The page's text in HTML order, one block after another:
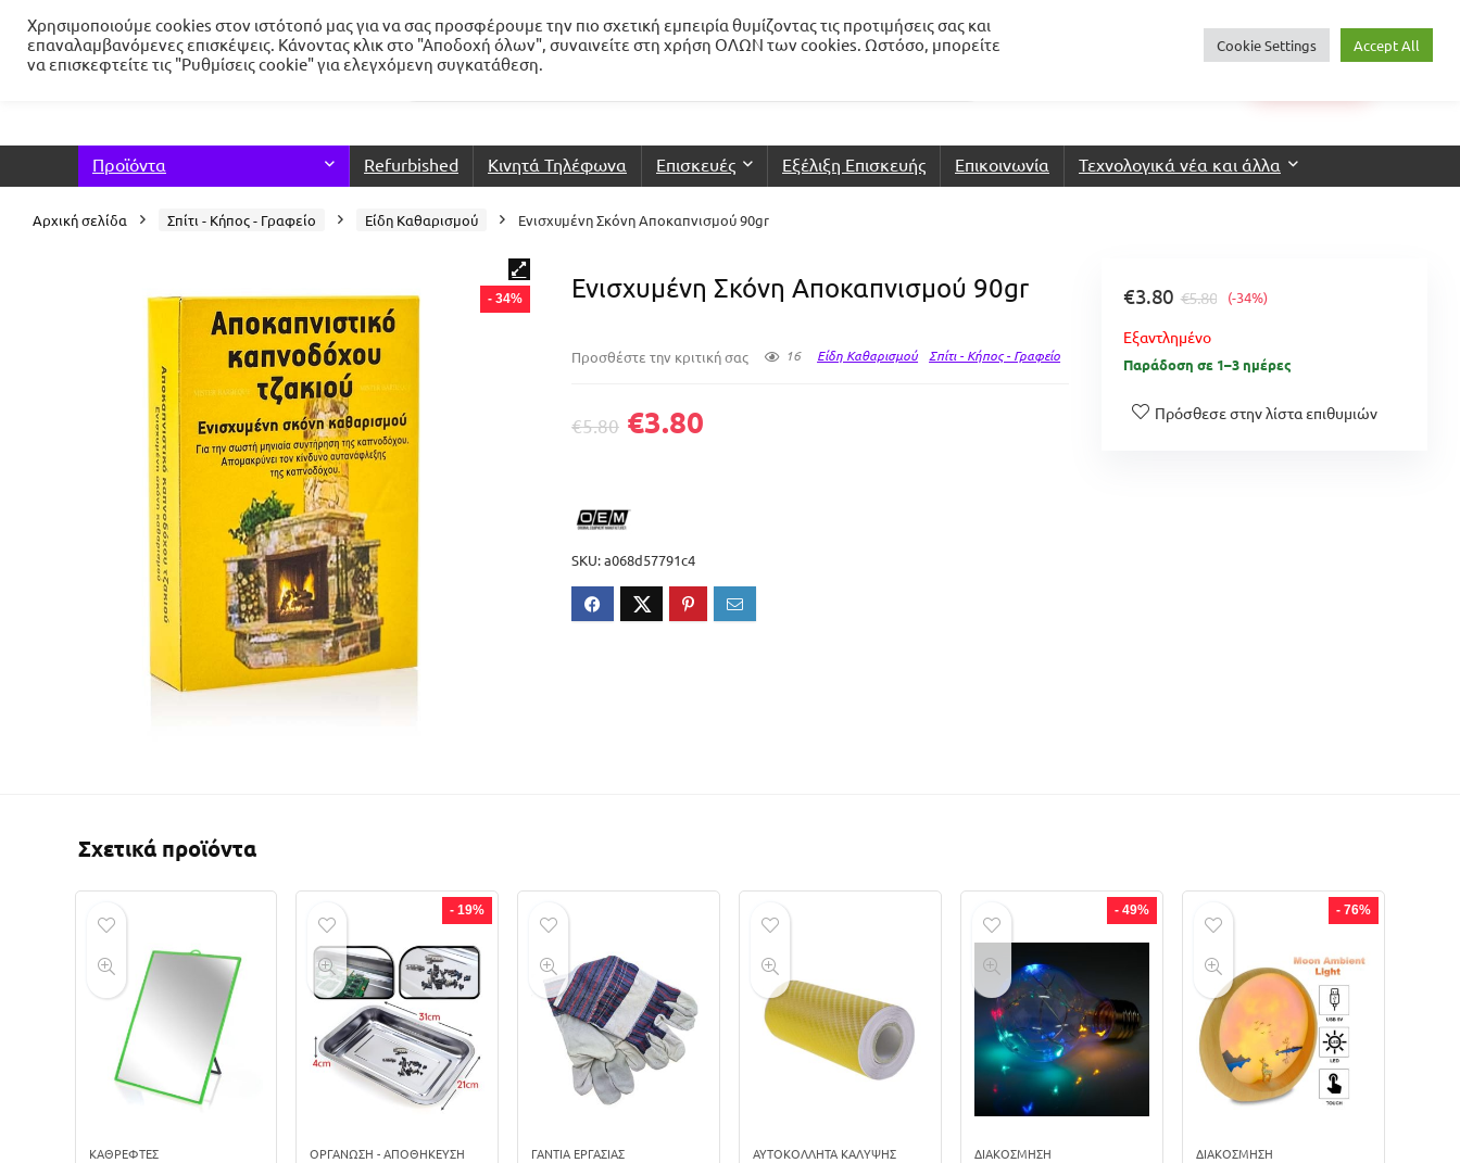
0
Προϊόντα Refurbished Κινητά Τηλέφωνα Επισκευές Εξέλιξη Επισκευής Επικοινωνία Τεχνολογικά νέα και άλλα
Αρχική σελίδα Σπίτι - Κήπος - Γραφείο Είδη Καθαρισμού Ενισχυμένη Σκόνη Αποκαπνισμού 90gr
- 34% Ενισχυμένη Σκόνη Αποκαπνισμού 90gr
Προσθέστε την κριτική σας 16 Είδη Καθαρισμού Σπίτι - Κήπος - Γραφείο
€5.80 €3.80
SKU:a068d57791c4
€5.80
€3.80 (-34%)
Εξαντλημένο
Παράδοση σε 1–3 ημέρες
Πρόσθεσε στην λίστα επιθυμιών
Σχετικά προϊόντα
ΚΑΘΡΈΦΤΕΣ
- 19%
ΟΡΓΆΝΩΣΗ - ΑΠΟΘΉΚΕΥΣΗ ΓΆΝΤΙΑ ΕΡΓΑΣΊΑΣ ΑΥΤΟΚΌΛΛΗΤΑ ΚΆΛΥΨΗΣ
- 49%
ΔΙΑΚΌΣΜΗΣΗ
- 76%
ΔΙΑΚΌΣΜΗΣΗ
Χρησιμοποιούμε cookies στον ιστότοπό μας για να σας προσφέρουμε την πιο σχετική εμπειρία θυμίζοντας τις προτιμήσεις σας και
επαναλαμβανόμενες επισκέψεις. Κάνοντας κλικ στο "Αποδοχή όλων", συναινείτε στη χρήση ΟΛΩΝ των cookies. Ωστόσο, μπορείτε
να επισκεφτείτε τις "Ρυθμίσεις cookie" για ελεγχόμενη συγκατάθεση.
Cookie Settings Accept All